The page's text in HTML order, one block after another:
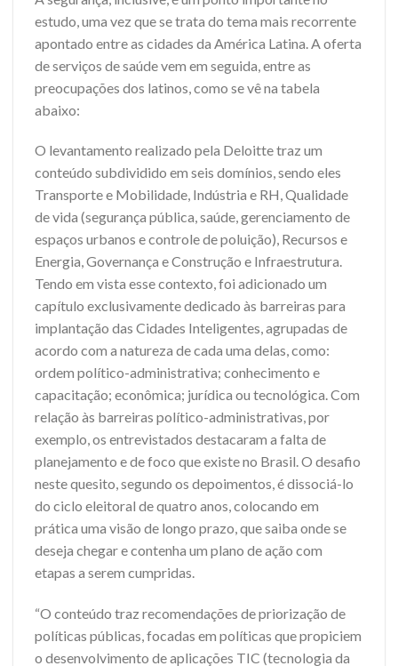
estudo, uma vez que se trata do tema mais recorrente
apontado entre as cidades da América Latina. A oferta
de serviços de saúde vem em seguida, entre as
preocupações dos latinos, como se vê na tabela
abaixo:
O levantamento realizado pela Deloitte traz um
conteúdo subdividido em seis domínios, sendo eles
Transporte e Mobilidade, Indústria e RH, Qualidade
de vida (segurança pública, saúde, gerenciamento de
espaços urbanos e controle de poluição), Recursos e
Energia, Governança e Construção e Infraestrutura.
Tendo em vista esse contexto, foi adicionado um
capítulo exclusivamente dedicado às barreiras para
implantação das Cidades Inteligentes, agrupadas de
acordo com a natureza de cada uma delas, como:
ordem político-administrativa; conhecimento e
capacitação; econômica; jurídica ou tecnológica. Com
relação às barreiras político-administrativas, por
exemplo, os entrevistados destacaram a falta de
planejamento e de foco que existe no Brasil. O desafio
neste quesito, segundo os depoimentos, é dissociá-lo
do ciclo eleitoral de quatro anos, colocando em
prática uma visão de longo prazo, que saiba onde se
deseja chegar e contenha um plano de ação com
etapas a serem cumpridas.
“O conteúdo traz recomendações de priorização de
políticas públicas, focadas em políticas que propiciem
o desenvolvimento de aplicações TIC (tecnologia da